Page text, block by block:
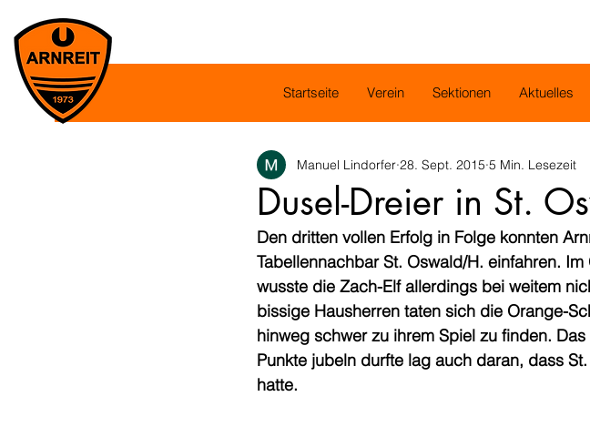
Startseite Verein Sektionen Aktuelles
Dusel-Dreier in St.
Manuel Lindorfer 28. Sept. 2015 5 Min. Lesezeit
Den dritten vollen Erfolg in Folge konnten
Tabellennachbar St. Oswald/H. einfahren.
wusste die Zach-Elf allerdings bei weitem
bissige Hausherren taten sich die Orange-
hinweg schwer zu ihrem Spiel zu finden.
Punkte jubeln durfte lag auch daran, dass
hatte.